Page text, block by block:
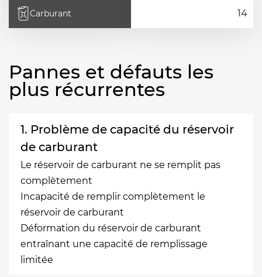
Carburant
Pannes et défauts les
plus récurrentes
1. Problème de capacité du réservoir
de carburant
Le réservoir de carburant ne se remplit pas
complètement
Incapacité de remplir complètement le
réservoir de carburant
Déformation du réservoir de carburant
entraînant une capacité de remplissage
limitée